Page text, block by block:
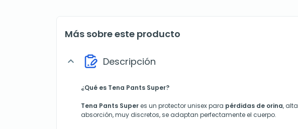
Más sobre este producto
expand_more Descripción
¿Qué es Tena Pants Super?
Tena Pants Superes un protector unisex para pérdidas de orina, alta
absorción, muy discretos, se adaptan perfectamente el cuerpo.